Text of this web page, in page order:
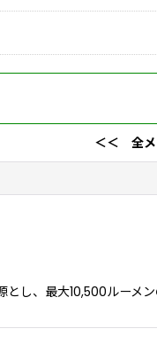
＜＜ 全メ
し、最大10,500ルーメ